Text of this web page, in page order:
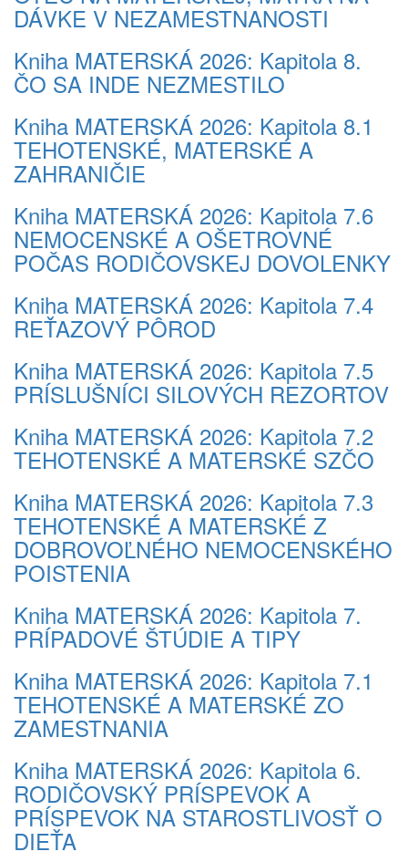
DÁVKE V NEZAMESTNANOSTI
Kniha MATERSKÁ 2026: Kapitola 8.
ČO SA INDE NEZMESTILO
Kniha MATERSKÁ 2026: Kapitola 8.1
TEHOTENSKÉ, MATERSKÉ A
ZAHRANIČIE
Kniha MATERSKÁ 2026: Kapitola 7.6
NEMOCENSKÉ A OŠETROVNÉ
POČAS RODIČOVSKEJ DOVOLENKY
Kniha MATERSKÁ 2026: Kapitola 7.4
REŤAZOVÝ PÔROD
Kniha MATERSKÁ 2026: Kapitola 7.5
PRÍSLUŠNÍCI SILOVÝCH REZORTOV
Kniha MATERSKÁ 2026: Kapitola 7.2
TEHOTENSKÉ A MATERSKÉ SZČO
Kniha MATERSKÁ 2026: Kapitola 7.3
TEHOTENSKÉ A MATERSKÉ Z
DOBROVOĽNÉHO NEMOCENSKÉHO
POISTENIA
Kniha MATERSKÁ 2026: Kapitola 7.
PRÍPADOVÉ ŠTÚDIE A TIPY
Kniha MATERSKÁ 2026: Kapitola 7.1
TEHOTENSKÉ A MATERSKÉ ZO
ZAMESTNANIA
Kniha MATERSKÁ 2026: Kapitola 6.
RODIČOVSKÝ PRÍSPEVOK A
PRÍSPEVOK NA STAROSTLIVOSŤ O
DIEŤA